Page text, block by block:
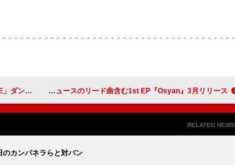
ー映像を公開 Lienel、綾小路 翔プロデュースのリード曲含む1st EP『Osyan』3月リリース
RELATED NEWS
カンパネラらと対バン